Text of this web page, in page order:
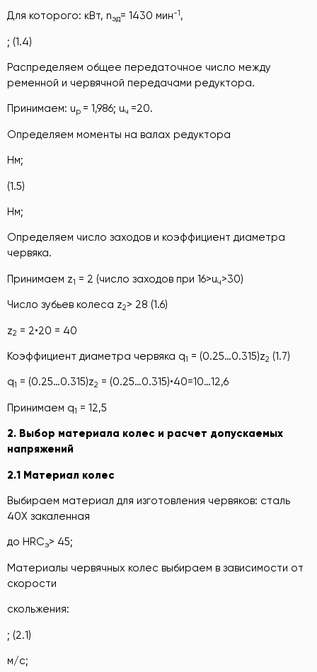
Для которого: кВт, nэд= 1430 мин-1,
; (1.4)
Распределяем общее передаточное число между
ременной и червячной передачами редуктора.
Принимаем: uр = 1,986; uч =20.
Определяем моменты на валах редуктора
Нм;
(1.5)
Нм;
Определяем число заходов и коэффициент диаметра
червяка.
Принимаем z1 = 2 (число заходов при 16>uч>30)
Число зубьев колеса z2> 28 (1.6)
z2 = 2•20 = 40
Коэффициент диаметра червяка q1 = (0.25…0.315)z2 (1.7)
q1 = (0.25…0.315)z2 = (0.25…0.315)•40=10…12,6
Принимаем q1 = 12,5
2. Выбор материала колес и расчет допускаемых
напряжений
2.1 Материал колес
Выбираем материал для изготовления червяков: сталь
40Х закаленная
до HRCэ> 45;
Материалы червячных колес выбираем в зависимости от
скорости
скольжения:
; (2.1)
м/с;